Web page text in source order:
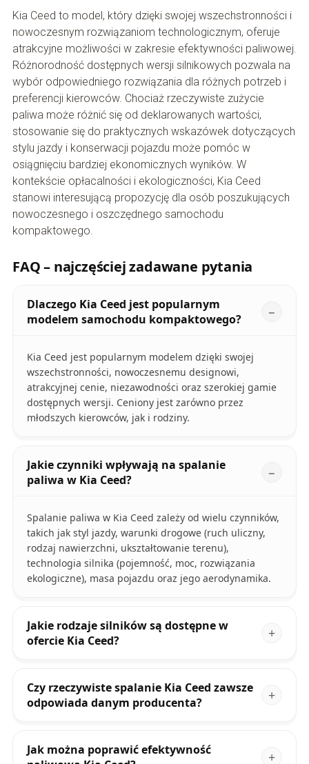
Kia Ceed to model, który dzięki swojej wszechstronności i
nowoczesnym rozwiązaniom technologicznym, oferuje
atrakcyjne możliwości w zakresie efektywności paliwowej.
Różnorodność dostępnych wersji silnikowych pozwala na
wybór odpowiedniego rozwiązania dla różnych potrzeb i
preferencji kierowców. Chociaż rzeczywiste zużycie
paliwa może różnić się od deklarowanych wartości,
stosowanie się do praktycznych wskazówek dotyczących
stylu jazdy i konserwacji pojazdu może pomóc w
osiągnięciu bardziej ekonomicznych wyników. W
kontekście opłacalności i ekologiczności, Kia Ceed
stanowi interesującą propozycję dla osób poszukujących
nowoczesnego i oszczędnego samochodu
kompaktowego.
FAQ – najczęściej zadawane pytania
Dlaczego Kia Ceed jest popularnym
modelem samochodu kompaktowego?
Kia Ceed jest popularnym modelem dzięki swojej
wszechstronności, nowoczesnemu designowi,
atrakcyjnej cenie, niezawodności oraz szerokiej gamie
dostępnych wersji. Ceniony jest zarówno przez
młodszych kierowców, jak i rodziny.
Jakie czynniki wpływają na spalanie
paliwa w Kia Ceed?
Spalanie paliwa w Kia Ceed zależy od wielu czynników,
takich jak styl jazdy, warunki drogowe (ruch uliczny,
rodzaj nawierzchni, ukształtowanie terenu),
technologia silnika (pojemność, moc, rozwiązania
ekologiczne), masa pojazdu oraz jego aerodynamika.
Jakie rodzaje silników są dostępne w
ofercie Kia Ceed?
Czy rzeczywiste spalanie Kia Ceed zawsze
odpowiada danym producenta?
Jak można poprawić efektywność